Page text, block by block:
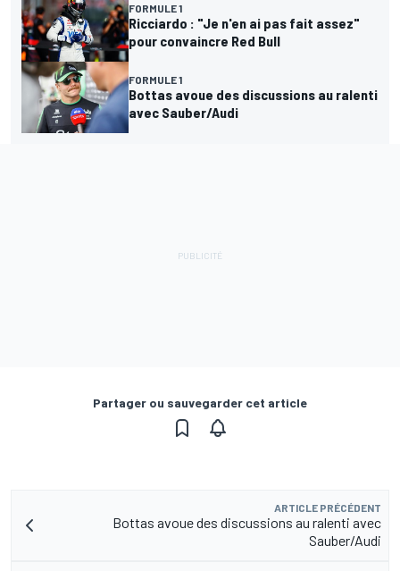
FORMULE 1
Ricciardo : "Je n'en ai pas fait assez"
pour convaincre Red Bull
FORMULE 1
Bottas avoue des discussions au ralenti
avec Sauber/Audi
Partager ou sauvegarder cet article
ARTICLE PRÉCÉDENT
Bottas avoue des discussions au ralenti avec
Sauber/Audi